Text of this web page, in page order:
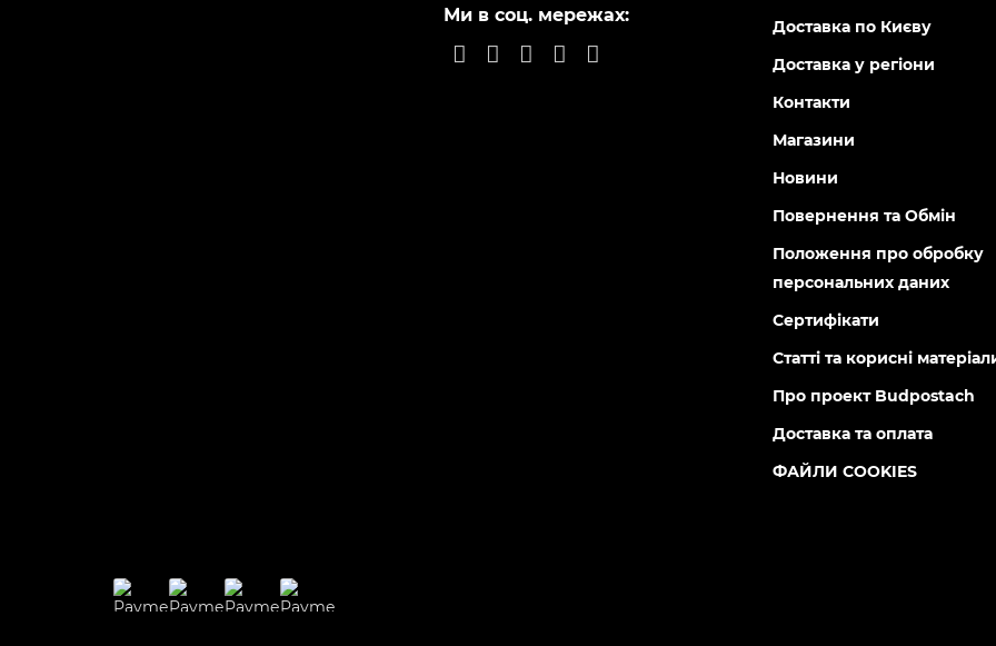
Ми в соц. мережах:
Доставка по Києву
Доставка у регіони
Контакти
Магазини
Новини
Повернення та Обмін
Положення про обробку
персональних даних
Сертифікати
Статті та корисні
Про проект Budpostach
Доставка та оплата
ФАЙЛИ COOKIES